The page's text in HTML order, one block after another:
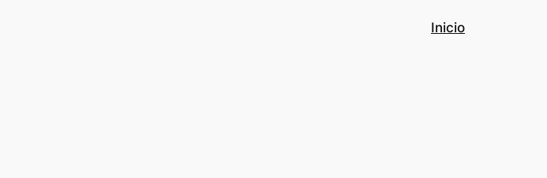
Inicio